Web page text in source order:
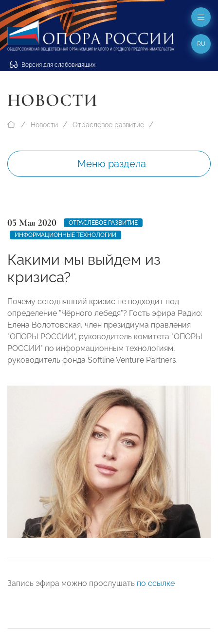
Версия для слабовидящих
RU
НОВОСТИ
Новости Отраслевое развитие
Меню раздела
05 Мая 2020
ОТРАСЛЕВОЕ РАЗВИТИЕ
ИНФОРМАЦИОННЫЕ ТЕХНОЛОГИИ
Какими мы выйдем из
кризиса?
Почему сегодняшний кризис не подходит под
определение "Чёрного лебедя"? Гость эфира Радио:
Елена Волотовская, член президиума правления
"ОПОРЫ РОССИИ", руководитель комитета "ОПОРЫ
РОССИИ" по информационным технологиям,
руководитель фонда Softline Venture Partners.
Запись эфира можно прослушать по ссылке